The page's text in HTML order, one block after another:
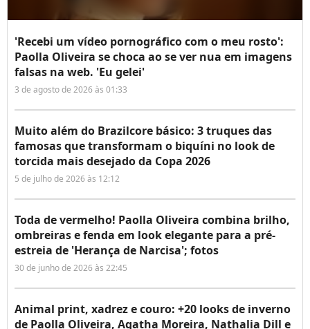
'Recebi um vídeo pornográfico com o meu rosto':
Paolla Oliveira se choca ao se ver nua em imagens
falsas na web. 'Eu gelei'
3 de agosto de 2026 às 01:33
Muito além do Brazilcore básico: 3 truques das
famosas que transformam o biquíni no look de
torcida mais desejado da Copa 2026
5 de julho de 2026 às 12:12
Toda de vermelho! Paolla Oliveira combina brilho,
ombreiras e fenda em look elegante para a pré-
estreia de 'Herança de Narcisa'; fotos
30 de junho de 2026 às 22:45
Animal print, xadrez e couro: +20 looks de inverno
de Paolla Oliveira, Agatha Moreira, Nathalia Dill e